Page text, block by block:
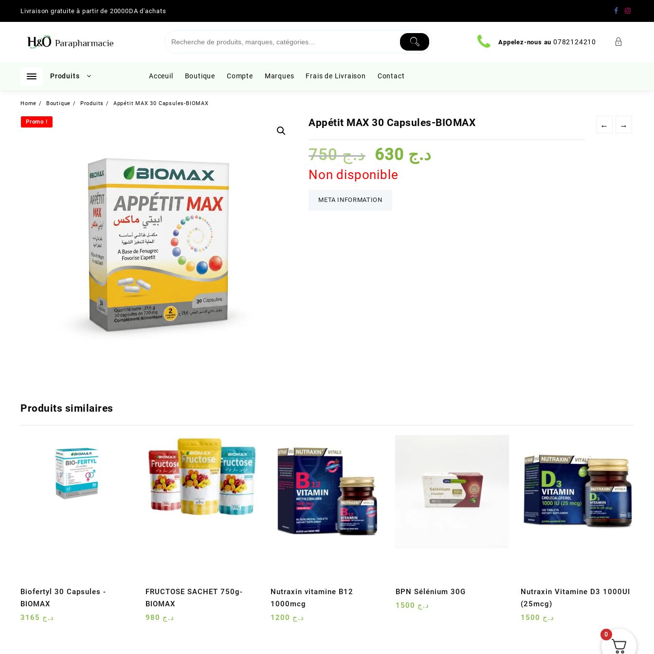
Livraison gratuite à partir de 20000DA d'achats
Appelez-nous au 0782124210
Produits Acceuil Boutique Compte Marques Frais de Livraison Contact
Home Boutique Produits Appétit MAX 30 Capsules-BIOMAX
Promo ! ← →
Appétit MAX 30 Capsules-BIOMAX
د.ج750 Le
prix
initial
était :
د.ج
Non disponible
META INFORMATION
Promo !
Produits similaires
Biofertyl 30 Capsules -
BIOMAX
د.ج
FRUCTOSE SACHET 750g-
BIOMAX
د.ج
Nutraxin vitamine B12
1000mcg
د.ج
BPN Sélénium 30G
د.ج
Nutraxin Vitamine D3 1000UI
(25mcg)
د.ج
0